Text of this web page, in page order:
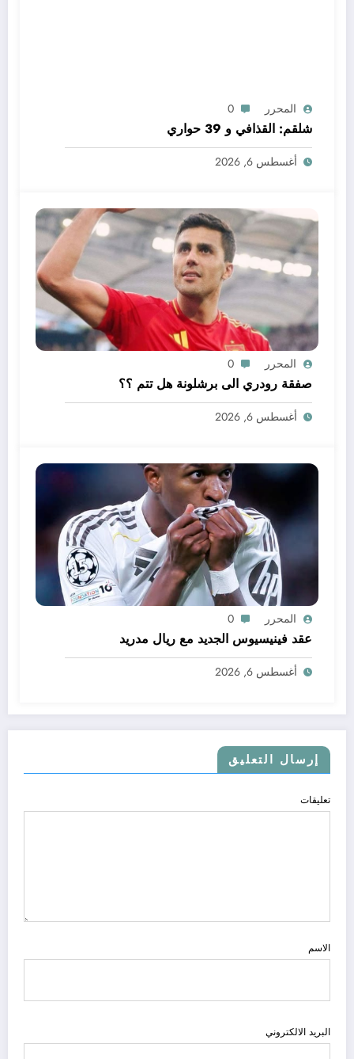
المحرر 0
شلقم: القذافي و 39 حواري
أغسطس 6, 2026
المحرر 0
صفقة رودري الى برشلونة هل تتم ؟؟
أغسطس 6, 2026
المحرر 0
عقد فينيسيوس الجديد مع ريال مدريد
أغسطس 6, 2026
إرسال التعليق
تعليقات
الاسم
البريد الالكتروني